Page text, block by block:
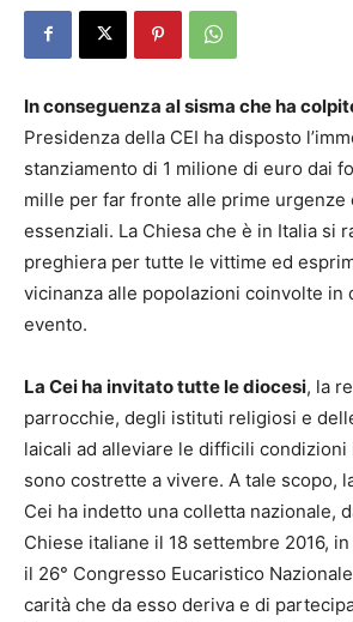
In conseguenza al sisma che ha
Presidenza della CEI ha disposto
stanziamento di 1 milione di euro dai
mille per far fronte alle prime urgenze
essenziali. La Chiesa che è in Italia si
preghiera per tutte le vittime ed
vicinanza alle popolazioni coinvolte in
evento.
La Cei ha invitato tutte le diocesi, la
parrocchie, degli istituti religiosi e
laicali ad alleviare le difficili
sono costrette a vivere. A tale scopo,
Cei ha indetto una colletta nazionale,
Chiese italiane il 18 settembre 2016,
il 26° Congresso Eucaristico
carità che da esso deriva e di